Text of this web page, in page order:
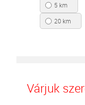
5 km
20 km
Várjuk